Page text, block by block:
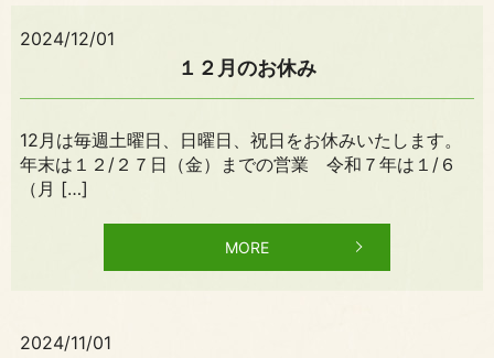
2024/12/01
１２月のお休み
12月は毎週土曜日、日曜日、祝日をお休みいたします。
年末は１２/２７日（金）までの営業 令和７年は１/６
（月 […]
MORE
2024/11/01